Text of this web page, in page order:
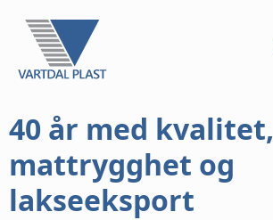
40 år med kvalitet,
mattrygghet og
lakseeksport